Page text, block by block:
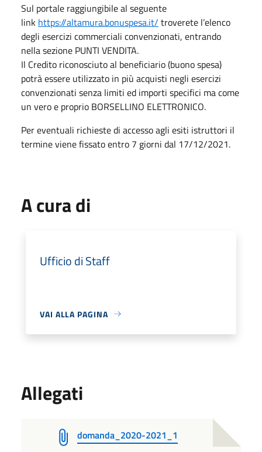
Sul portale raggiungibile al seguente
link https://altamura.bonuspesa.it/ troverete l’elenco
degli esercizi commerciali convenzionati, entrando
nella sezione PUNTI VENDITA.
Il Credito riconosciuto al beneficiario (buono spesa)
potrà essere utilizzato in più acquisti negli esercizi
convenzionati senza limiti ed importi specifici ma come
un vero e proprio BORSELLINO ELETTRONICO.
Per eventuali richieste di accesso agli esiti istruttori il
termine viene fissato entro 7 giorni dal 17/12/2021.
A cura di
Ufficio di Staff
VAI ALLA PAGINA
Allegati
domanda_2020-2021_1